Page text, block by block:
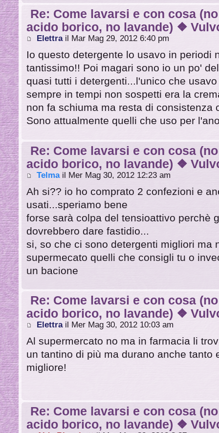
Re: Come lavarsi e con cosa
acido borico, no lavande) ❖
Elettrail Mar Mag 29, 2012 6:40 pm
Io questo detergente lo usavo in periodi
tantissimo!! Poi magari sono io un po'
quasi tutti i detergenti...l'unico che
sempre in tempi non sospetti era la
non fa schiuma ma resta di consistenza
Sono attualmente quelli che uso per
Re: Come lavarsi e con cosa
acido borico, no lavande) ❖
Telma il Mer Mag 30, 2012 12:23 am
Ah si?? io ho comprato 2 confezioni e
usati...speriamo bene
forse sarà colpa del tensioattivo perchè
dovrebbero dare fastidio...
si, so che ci sono detergenti migliori ma
supermecato quelli che consigli tu o
un bacione
Re: Come lavarsi e con cosa
acido borico, no lavande) ❖
Elettrail Mer Mag 30, 2012 10:03 am
Al supermercato no ma in farmacia li
un tantino di più ma durano anche tanto
migliore!
Re: Come lavarsi e con cosa
acido borico, no lavande) ❖